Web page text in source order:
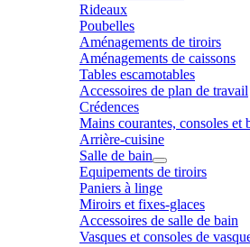
Rideaux
Poubelles
Aménagements de tiroirs
Aménagements de caissons
Tables escamotables
Accessoires de plan de travail
Crédences
Mains courantes, consoles et
Arrière-cuisine
Salle de bain
Equipements de tiroirs
Paniers à linge
Miroirs et fixes-glaces
Accessoires de salle de bain
Vasques et consoles de